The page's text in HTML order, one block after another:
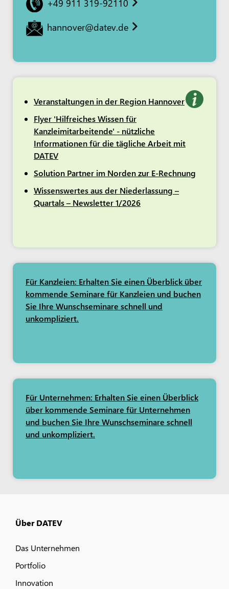
+49 911 319-92110
hannover@datev.de
Veranstaltungen in der Region Hannover
Flyer 'Hilfreiches Wissen für
Kanzleimitarbeitende' - nützliche
Informationen für die tägliche Arbeit mit
DATEV
Solution Partner im Norden zur E-Rechnung
Wissenswertes aus der Niederlassung –
Quartals – Newsletter 1/2026
Für Kanzleien: Erhalten Sie einen Überblick über
kommende Seminare für Kanzleien und buchen
Sie Ihre Wunschseminare schnell und
unkompliziert.
Für Unternehmen: Erhalten Sie einen Überblick
über kommende Seminare für Unternehmen
und buchen Sie Ihre Wunschseminare schnell
und unkompliziert.
Über DATEV
Das Unternehmen
Portfolio
Innovation